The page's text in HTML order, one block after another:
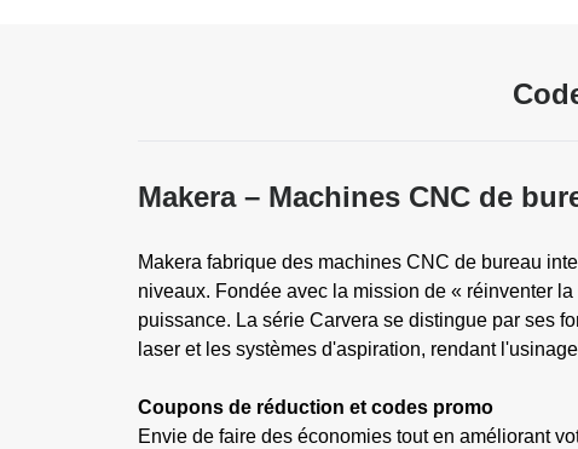
Makera – Machines CNC de
Makera fabrique des machines CNC de bureau
niveaux. Fondée avec la mission de « réinventer
puissance. La série Carvera se distingue par ses
laser et les systèmes d'aspiration, rendant
Coupons de réduction et codes promo
Envie de faire des économies tout en améliorant